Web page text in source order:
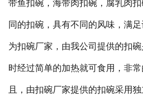
带鱼扣碗，海带肉扣碗，腐乳肉
同的扣碗，具有不同的风味，满
为扣碗厂家，由我公司提供的扣
时经过简单的加热就可食用，非
且，由扣碗厂家提供的扣碗采用